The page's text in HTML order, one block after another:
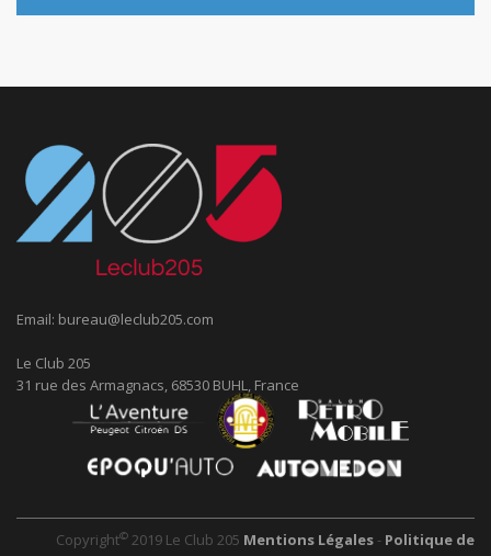
Email: bureau@leclub205.com
Le Club 205
31 rue des Armagnacs, 68530 BUHL, France
Copyright© 2019 Le Club 205 Mentions Légales - Politique de